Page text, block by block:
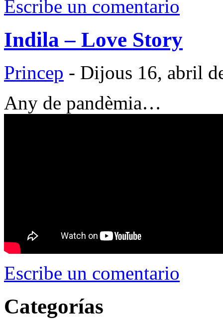
Escribe un comentario
Indila – Love Story
Princep - Dijous 16, abril
Any de pandèmia…
Escribe un comentario
Categorías